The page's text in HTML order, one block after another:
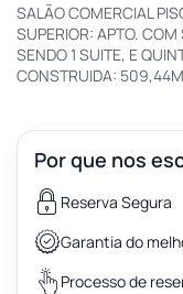
SALÃO COMERCIAL
SUPERIOR: APTO.
SENDO 1 SUITE, E
CONSTRUIDA:
Por que nos
Reserva Segura
Garantia do
Processo de